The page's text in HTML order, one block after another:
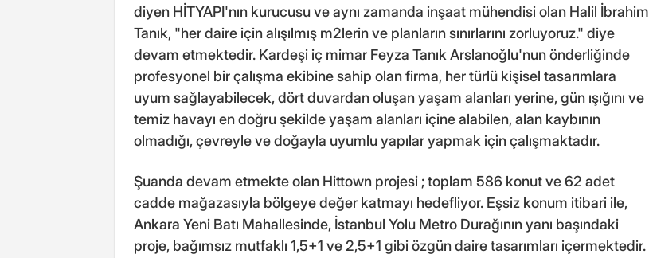
diyen HİTYAPI'nın kurucusu ve aynı zamanda inşaat mühendisi olan Halil İbrahim
Tanık, "her daire için alışılmış m2lerin ve planların sınırlarını zorluyoruz." diye
devam etmektedir. Kardeşi iç mimar Feyza Tanık Arslanoğlu'nun önderliğinde
profesyonel bir çalışma ekibine sahip olan firma, her türlü kişisel tasarımlara
uyum sağlayabilecek, dört duvardan oluşan yaşam alanları yerine, gün ışığını ve
temiz havayı en doğru şekilde yaşam alanları içine alabilen, alan kaybının
olmadığı, çevreyle ve doğayla uyumlu yapılar yapmak için çalışmaktadır.
Şuanda devam etmekte olan Hittown projesi ; toplam 586 konut ve 62 adet
cadde mağazasıyla bölgeye değer katmayı hedefliyor. Eşsiz konum itibari ile,
Ankara Yeni Batı Mahallesinde, İstanbul Yolu Metro Durağının yanı başındaki
proje, bağımsız mutfaklı 1,5+1 ve 2,5+1 gibi özgün daire tasarımları içermektedir.